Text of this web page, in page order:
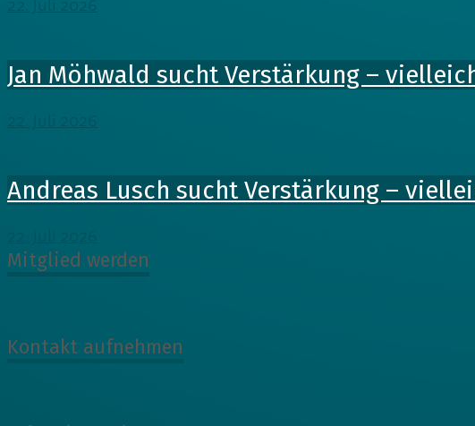
Jan Möhwald sucht Verstärkung –
Andreas Lusch sucht Verstärkung –
Mitglied werden
Kontakt aufnehmen